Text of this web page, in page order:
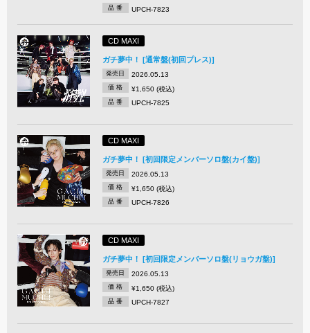
品 番 UPCH-7823
CD MAXI
ガチ夢中！ [通常盤(初回プレス)]
発売日 2026.05.13
価 格 ¥1,650 (税込)
品 番 UPCH-7825
CD MAXI
ガチ夢中！ [初回限定メンバーソロ盤(カイ盤)]
発売日 2026.05.13
価 格 ¥1,650 (税込)
品 番 UPCH-7826
CD MAXI
ガチ夢中！ [初回限定メンバーソロ盤(リョウガ盤)]
発売日 2026.05.13
価 格 ¥1,650 (税込)
品 番 UPCH-7827